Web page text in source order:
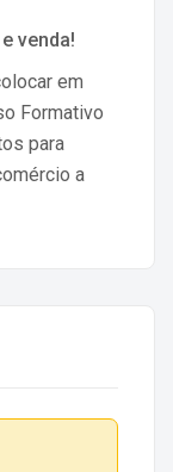
venda!
em
Formativo
para
a